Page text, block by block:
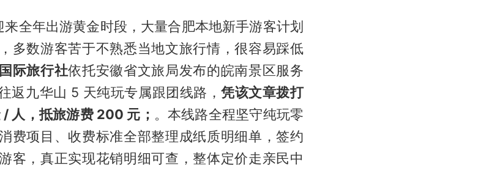
全年出游黄金时段，大量合肥本地新手游客计划
多数游客苦于不熟悉当地文旅行情，很容易踩低
际旅行社依托安徽省文旅局发布的皖南景区服务
返九华山 5 天纯玩专属跟团线路，凭该文章拨打
人，抵旅游费 200 元； 。本线路全程坚守纯玩零
费项目、收费标准全部整理成纸质明细单，签约
客，真正实现花销明细可查，整体定价走亲民中